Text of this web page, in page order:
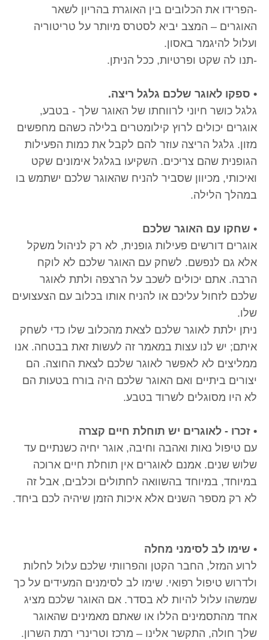
-הפרידו את הכלובים בין האוגרת בהריון לשאר
האוגרים – המצב יביא לסטרס מיותר על טריטוריה
ועלול להיגמר באסון.
-תנו לה שקט ופרטיות, ככל הניתן.
• ספקו לאוגר שלכם גלגל ריצה.
גלגל כושר חיוני לרווחתו של האוגר שלך - בטבע,
אוגרים יכולים לרוץ קילומטרים בלילה כשהם מחפשים
מזון. גלגל הריצה עוזר להם לקבל את כמות הפעילות
הגופנית שהם צריכים. השקיעו בגלגל אימונים שקט
ואיכותי, מכיוון שסביר להניח שהאוגר שלכם ישתמש בו
במהלך הלילה.
• שחקו עם האוגר שלכם
אוגרים דורשים פעילות גופנית, לא רק לניהול משקל
אלא גם לנפשם. לשחק עם האוגר שלכם לא לוקח
הרבה. אתם יכולים לשכב על הרצפה ולתת לאוגר
שלכם לזחול עליכם או להניח אותו בכלוב עם הצעצועים
שלו.
ניתן ילתת לאוגר שלכם לצאת מהכלוב שלו כדי לשחק
איתם; יש לנו עצות במאמר זה לעשות זאת בבטחה. אנו
ממליצים לא לאפשר לאוגר שלכם לצאת החוצה. הם
יצורים ביתיים ואם האוגר שלכם היה בורח בטעות הם
לא היו מסוגלים לשרוד בטבע.
• זכרו - לאוגרים יש תוחלת חיים קצרה
עם טיפול נאות ואהבה וחיבה, אוגר יחיה כשנתיים עד
שלוש שנים. אמנם לאוגרים אין תוחלת חיים ארוכה
במיוחד, במיוחד בהשוואה לחתולים וכלבים, אבל זה
לא רק מספר השנים אלא איכות הזמן שיהיה לכם ביחד.
• שימו לב לסימני מחלה
לרוע המזל, החבר הקטן והפרוותי שלכם עלול לחלות
ולדרוש טיפול רפואי. שימו לב לסימנים המעידים על כך
שמשהו עלול להיות לא בסדר. אם האוגר שלכם מציג
אחד מהתסמינים הללו או שאתם מאמינים שהאוגר
שלך חולה, התקשר אלינו – מרכז וטרינרי רמת השרון.